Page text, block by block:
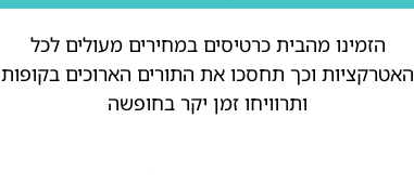
הזמינו מהבית כרטיסים במחירים מעולים לכל
האטרקציות וכך תחסכו את התורים הארוכים בקופות
ותרוויחו זמן יקר בחופשה